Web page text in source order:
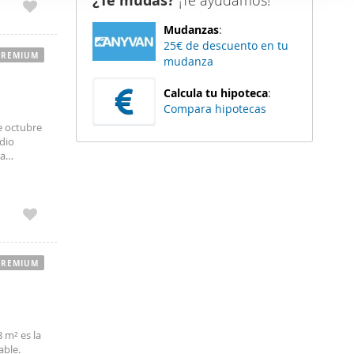
funciones
del
octubre
es la
Mudanzas:
25€ de descuento en tu
mudanza
Calcula tu hipoteca:
Compara hipotecas